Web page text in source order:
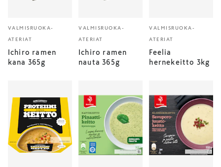
VALMISRUOKA-
ATERIAT
Ichiro ramen
kana 365g
VALMISRUOKA-
ATERIAT
Ichiro ramen
nauta 365g
VALMISRUOKA-
ATERIAT
Feelia
hernekeitto 3kg